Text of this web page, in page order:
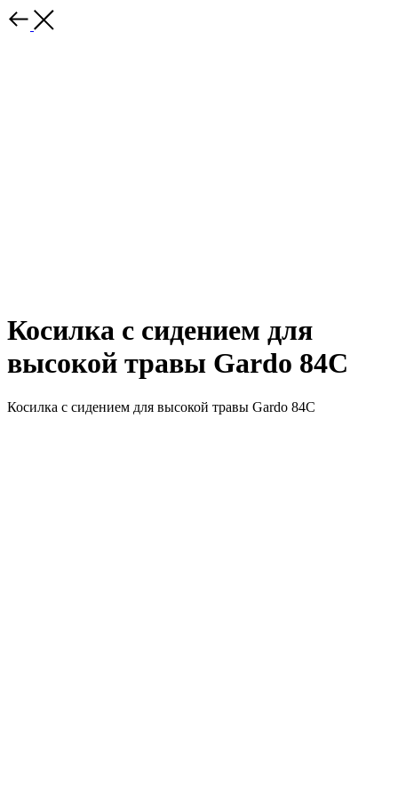
Косилка с сидением для
высокой травы Gardo 84C
Косилка с сидением для высокой травы Gardo 84C